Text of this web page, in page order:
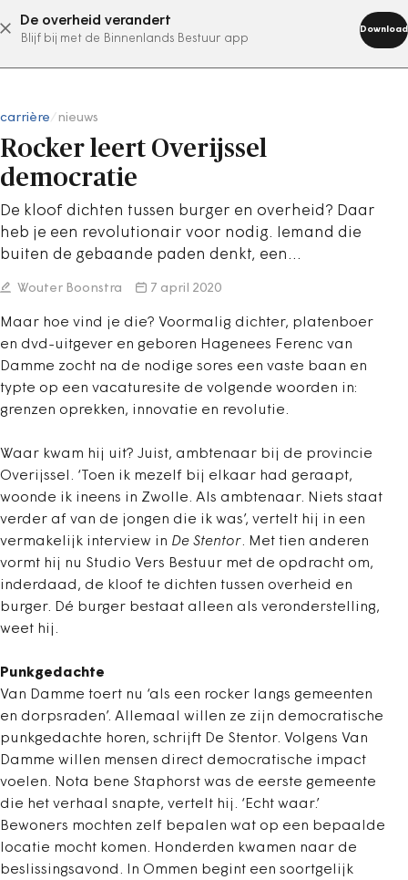
De overheid verandert
Blijf bij met de Binnenlands Bestuur app
Download
abonneer nu
carrière nieuws
Rocker leert Overijssel
democratie
De kloof dichten tussen burger en overheid? Daar
heb je een revolutionair voor nodig. Iemand die
buiten de gebaande paden denkt, een…
Wouter Boonstra 7 april 2020
Maar hoe vind je die? Voormalig dichter, platenboer
en dvd-uitgever en geboren Hagenees Ferenc van
Damme zocht na de nodige sores een vaste baan en
typte op een vacaturesite de volgende woorden in:
grenzen oprekken, innovatie en revolutie.
Waar kwam hij uit? Juist, ambtenaar bij de provincie
Overijssel. ‘Toen ik mezelf bij elkaar had geraapt,
woonde ik ineens in Zwolle. Als ambtenaar. Niets staat
verder af van de jongen die ik was’, vertelt hij in een
vermakelijk interview in De Stentor. Met tien anderen
vormt hij nu Studio Vers Bestuur met de opdracht om,
inderdaad, de kloof te dichten tussen overheid en
burger. Dé burger bestaat alleen als veronderstelling,
weet hij.
Punkgedachte
Van Damme toert nu ‘als een rocker langs gemeenten
en dorpsraden’. Allemaal willen ze zijn democratische
punkgedachte horen, schrijft De Stentor. Volgens Van
Damme willen mensen direct democratische impact
voelen. Nota bene Staphorst was de eerste gemeente
die het verhaal snapte, vertelt hij. ‘Echt waar.’
Bewoners mochten zelf bepalen wat op een bepaalde
locatie mocht komen. Honderden kwamen naar de
beslissingsavond. In Ommen begint een soortgelijk